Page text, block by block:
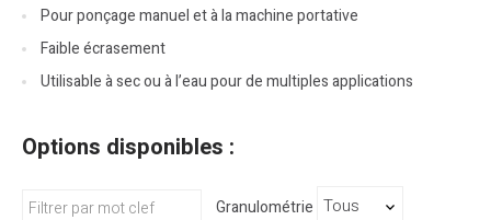
Pour ponçage manuel et à la machine portative
Faible écrasement
Utilisable à sec ou à l’eau pour de multiples applications
Options disponibles :
Granulométrie